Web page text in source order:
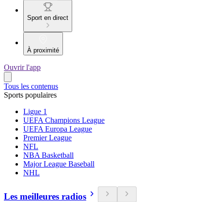
Sport en direct
À proximité
Ouvrir l'app
Tous les contenus
Sports populaires
Ligue 1
UEFA Champions League
UEFA Europa League
Premier League
NFL
NBA Basketball
Major League Baseball
NHL
Les meilleures radios